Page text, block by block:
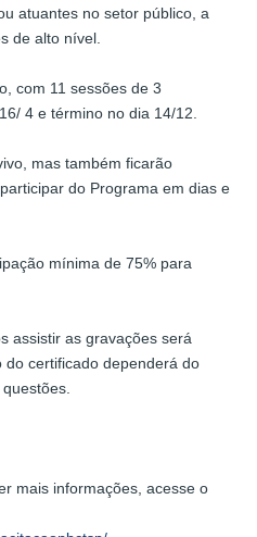
atuantes no setor público, a
de alto nível.
com 11 sessões de 3
4 e término no dia 14/12.
mas também ficarão
do Programa em dias e
mínima de 75% para
assistir as gravações será
certificado dependerá do
mais informações, acesse o